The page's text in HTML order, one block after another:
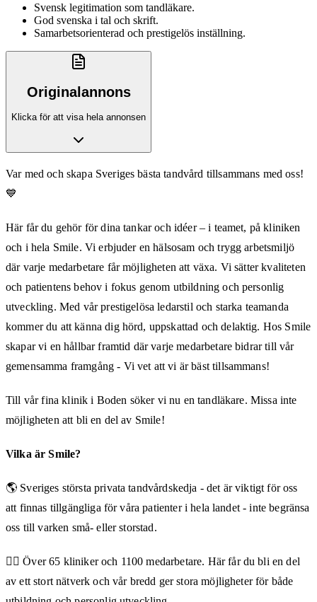
Svensk legitimation som tandläkare.
God svenska i tal och skrift.
Samarbetsorienterad och prestigelös inställning.
Originalannons
Klicka för att visa hela annonsen
Var med och skapa Sveriges bästa tandvård tillsammans med oss!
💙
Här får du gehör för dina tankar och idéer – i teamet, på kliniken
och i hela Smile. Vi erbjuder en hälsosam och trygg arbetsmiljö
där varje medarbetare får möjligheten att växa. Vi sätter kvaliteten
och patientens behov i fokus genom utbildning och personlig
utveckling. Med vår prestigelösa ledarstil och starka teamanda
kommer du att känna dig hörd, uppskattad och delaktig. Hos Smile
skapar vi en hållbar framtid där varje medarbetare bidrar till vår
gemensamma framgång - Vi vet att vi är bäst tillsammans!
Till vår fina klinik i Boden söker vi nu en tandläkare. Missa inte
möjligheten att bli en del av Smile!
Vilka är Smile?
🌎 Sveriges största privata tandvårdskedja - det är viktigt för oss
att finnas tillgängliga för våra patienter i hela landet - inte begränsa
oss till varken små- eller storstad.
👨‍⚕️ Över 65 kliniker och 1100 medarbetare. Här får du bli en del
av ett stort nätverk och vår bredd ger stora möjligheter för både